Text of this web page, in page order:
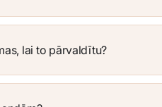
lai to pārvaldītu?